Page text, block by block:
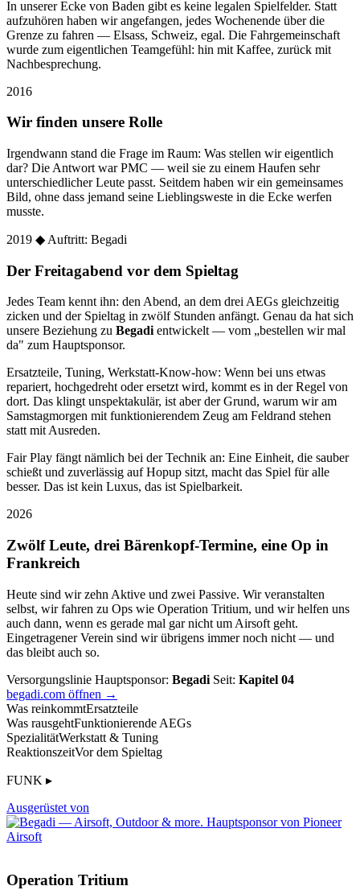
In unserer Ecke von Baden gibt es keine legalen Spielfelder. Statt
aufzuhören haben wir angefangen, jedes Wochenende über die
Grenze zu fahren — Elsass, Schweiz, egal. Die Fahrgemeinschaft
wurde zum eigentlichen Teamgefühl: hin mit Kaffee, zurück mit
Nachbesprechung.
2016
Wir finden unsere Rolle
Irgendwann stand die Frage im Raum: Was stellen wir eigentlich
dar? Die Antwort war PMC — weil sie zu einem Haufen sehr
unterschiedlicher Leute passt. Seitdem haben wir ein gemeinsames
Bild, ohne dass jemand seine Lieblingsweste in die Ecke werfen
musste.
2019 ◆ Auftritt: Begadi
Der Freitagabend vor dem Spieltag
Jedes Team kennt ihn: den Abend, an dem drei AEGs gleichzeitig
zicken und der Spieltag in zwölf Stunden anfängt. Genau da hat sich
unsere Beziehung zu Begadientwickelt — vom „bestellen wir mal
da" zum Hauptsponsor.
Ersatzteile, Tuning, Werkstatt-Know-how: Wenn bei uns etwas
repariert, hochgedreht oder ersetzt wird, kommt es in der Regel von
dort. Das klingt unspektakulär, ist aber der Grund, warum wir am
Samstagmorgen mit funktionierendem Zeug am Feldrand stehen
statt mit Ausreden.
Fair Play fängt nämlich bei der Technik an: Eine Einheit, die sauber
schießt und zuverlässig auf Hopup sitzt, macht das Spiel für alle
besser. Das ist kein Luxus, das ist Spielbarkeit.
2026
Zwölf Leute, drei Bärenkopf-Termine, eine Op in
Frankreich
Heute sind wir zehn Aktive und zwei Passive. Wir veranstalten
selbst, wir fahren zu Ops wie Operation Tritium, und wir helfen uns
auch dann, wenn es gerade mal gar nicht um Airsoft geht.
Eingetragener Verein sind wir übrigens immer noch nicht — und
das bleibt auch so.
Versorgungslinie Hauptsponsor: Begadi Seit: Kapitel 04
begadi.com öffnen →
Was reinkommtErsatzteile
Was rausgehtFunktionierende AEGs
SpezialitätWerkstatt & Tuning
ReaktionszeitVor dem Spieltag
FUNK ▸
Ausgerüstet von
Operation Tritium